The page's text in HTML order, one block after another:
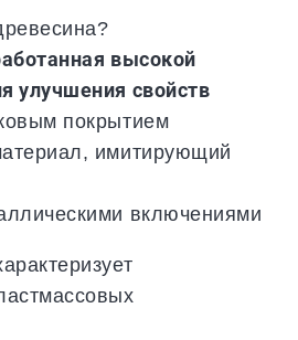
высокой
улучшения свойств
покрытием
имитирующий
включениями